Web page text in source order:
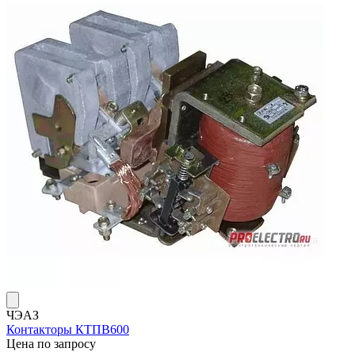
ЧЭАЗ
Контакторы КТПВ600
Цена по запросу